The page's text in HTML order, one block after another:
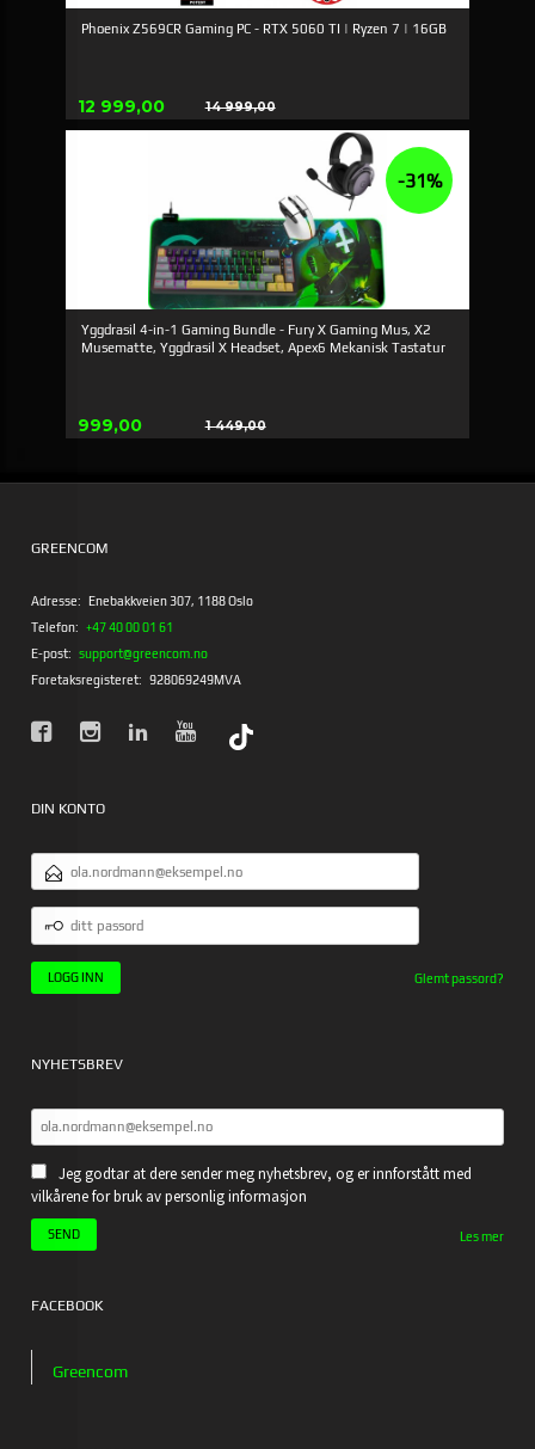
Phoenix Z569CR Gaming PC - RTX 5060 TI | Ryzen 7 | 16GB
Tilbud
12 999,00 14 999,00
Rabatt
Yggdrasil 4-in-1 Gaming Bundle - Fury X Gaming Mus, X2
Musematte, Yggdrasil X Headset, Apex6 Mekanisk Tastatur
Tilbud
999,00 1 449,00
Rabatt
-31%
GREENCOM
Adresse: Enebakkveien 307, 1188 Oslo
Telefon: +47 40 00 01 61
E-post: support@greencom.no
Foretaksregisteret: 928069249MVA
DIN KONTO
E-
POSTADRESSE
PASSORD
Glemt passord?
NYHETSBREV
Jeg godtar at dere sender meg nyhetsbrev, og er innforstått med
vilkårene for bruk av personlig informasjon
Les mer
FACEBOOK
Greencom